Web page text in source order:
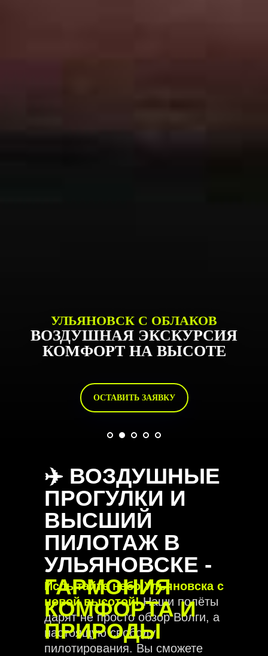
УЛЬЯНОВСК С ОБЛАКОВ
ВОЗДУШНАЯ ЭКСКУРСИЯ
КОМФОРТ НА ВЫСОТЕ
ОСТАВИТЬ ЗАЯВКУ
Испытайте небо Ульяновска с
новой высотой! Наши полёты
дарят не просто обзор Волги, а
настоящую свободу
пилотирования. Вы сможете
✈️ ВОЗДУШНЫЕ
ПРОГУЛКИ И
ВЫСШИЙ
ПИЛОТАЖ В
УЛЬЯНОВСКЕ -
ГАРМОНИЯ
КОМФОРТА И
ПРИРОДЫ